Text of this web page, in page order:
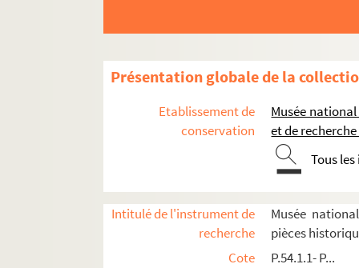
Présentation globale de la
Etablissement de
conservation
Musée
et de
Tous
Intitulé de l'instrument de
recherche
Musée
pièces
Cote
P.54.1.1- P...
P.73.13.1. Lettre signée d'Alexandre Farnèse,
P.73.14.1. Ordre écrit de Manosque et signé
P.73.15.1. Acte de vente de rentes faites par
P.73.15.2.1. Lettre autographe de Charles de
P.73.15.2.2. Copie ancienne du feuillet du
P.73.15.3. Lettre signée de François, duc
P.73.16.1. Lettre autographe signée de